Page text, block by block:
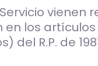
vienen
en los artículos
del R.P. de